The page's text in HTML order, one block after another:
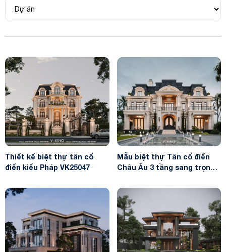
Thiết kế biệt thự tân cổ
điển kiểu Pháp VK25047
Mẫu biệt thự Tân cổ điển
Châu Âu 3 tầng sang trọng